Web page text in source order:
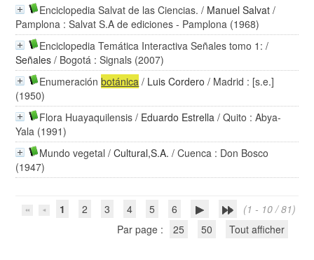
Enciclopedia Salvat de las Ciencias. / Manuel Salvat /
Pamplona : Salvat S.A de ediciones - Pamplona (1968)
Enciclopedia Temática Interactiva Señales tomo 1: /
Señales / Bogotá : Signals (2007)
Enumeraciónbotánica / Luis Cordero / Madrid : [s.e.]
(1950)
Flora Huayaquilensis / Eduardo Estrella / Quito : Abya-
Yala (1991)
Mundo vegetal /Cultural,S.A. / Cuenca : Don Bosco
(1947)
1 2 3 4 5 6
(1 - 10 / 81)
Par page :
25 50 Tout afficher